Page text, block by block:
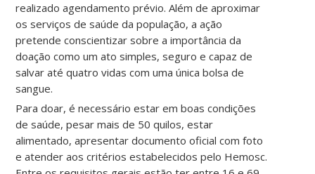
realizado agendamento prévio. Além de aproximar
os serviços de saúde da população, a ação
pretende conscientizar sobre a importância da
doação como um ato simples, seguro e capaz de
salvar até quatro vidas com uma única bolsa de
sangue.
Para doar, é necessário estar em boas condições
de saúde, pesar mais de 50 quilos, estar
alimentado, apresentar documento oficial com foto
e atender aos critérios estabelecidos pelo Hemosc.